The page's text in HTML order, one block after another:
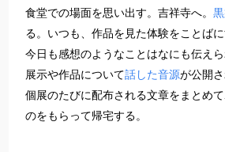
食堂での場面を思い出す。吉祥寺へ。
る。いつも、作品を見た体験をことばに
今日も感想のようなことはなにも伝え
展示や作品について話した音源が公開
個展のたびに配布される文章をまとめ
のをもらって帰宅する。